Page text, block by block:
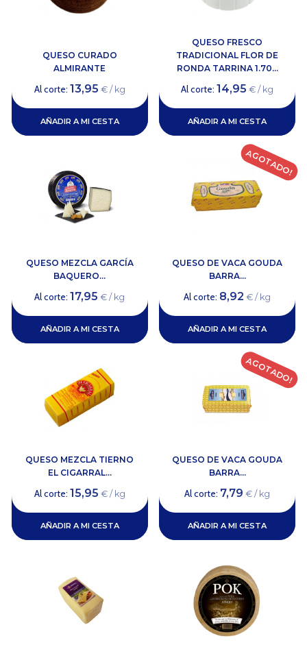
QUESO CURADO
ALMIRANTE
Al corte: 13,95 € / kg
AÑADIR A MI CESTA
QUESO FRESCO
TRADICIONAL FLOR DE
RONDA TARRINA 1.70...
Al corte:14,95 € / kg
AÑADIR A MI CESTA
QUESO MEZCLA GARCÍA
BAQUERO...
Al corte:17,95 € / kg
AÑADIR A MI CESTA
QUESO DE VACA GOUDA
BARRA...
Al corte: 8,92 € / kg
AÑADIR A MI CESTA
AGOTADO!
QUESO MEZCLA TIERNO
EL CIGARRAL...
Al corte: 15,95 € / kg
AÑADIR A MI CESTA
QUESO DE VACA GOUDA
BARRA...
Al corte: 7,79 € / kg
AÑADIR A MI CESTA
AGOTADO!